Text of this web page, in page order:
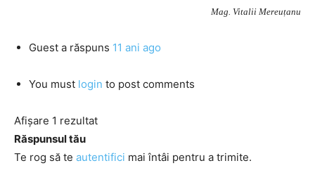
Mag. Vitalii Mereuțanu
Guest a răspuns 11 ani ago
You must login to post comments
Afișare 1 rezultat
Răspunsul tău
Te rog să te autentifici mai întâi pentru a trimite.